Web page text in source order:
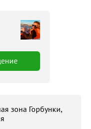
зона Горбунки,